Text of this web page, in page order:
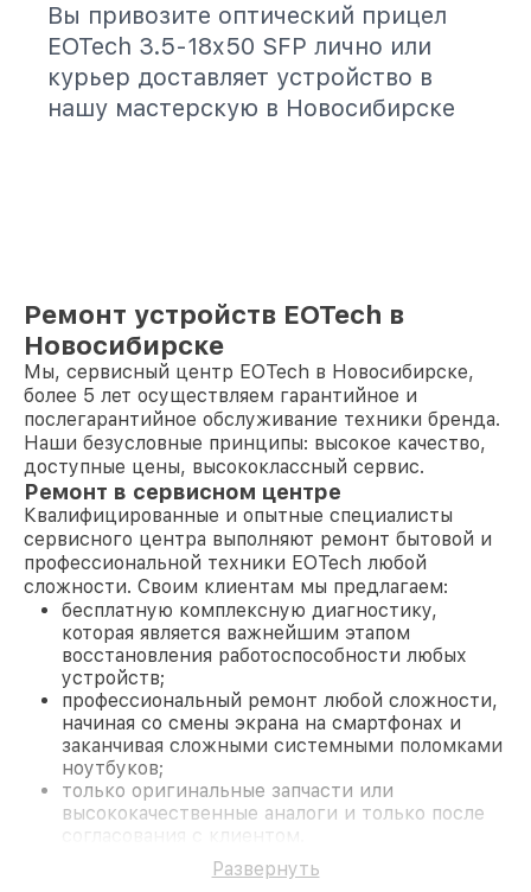
Вы привозите оптический прицел
EOTech 3.5-18x50 SFP лично или
курьер доставляет устройство в
нашу мастерскую в Новосибирске
Ремонт устройств EOTech в
Новосибирске
Мы, сервисный центр EOTech в Новосибирске,
более 5 лет осуществляем гарантийное и
послегарантийное обслуживание техники бренда.
Наши безусловные принципы: высокое качество,
доступные цены, высококлассный сервис.
Ремонт в сервисном центре
Квалифицированные и опытные специалисты
сервисного центра выполняют ремонт бытовой и
профессиональной техники EOTech любой
сложности. Своим клиентам мы предлагаем:
бесплатную комплексную диагностику,
которая является важнейшим этапом
восстановления работоспособности любых
устройств;
профессиональный ремонт любой сложности,
начиная со смены экрана на смартфонах и
заканчивая сложными системными поломками
ноутбуков;
только оригинальные запчасти или
высококачественные аналоги и только после
согласования с клиентом.
На все работы и замененные комплектующие
предоставляется длительная гарантия. В случае
Развернуть